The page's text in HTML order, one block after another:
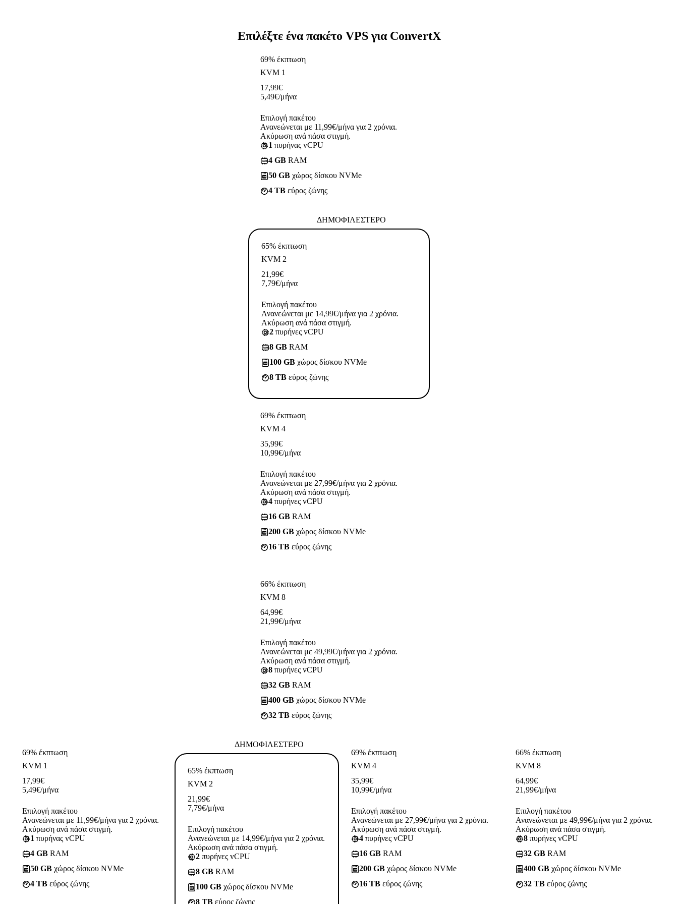
Επιλέξτε ένα πακέτο VPS για ConvertX
69% έκπτωση
KVM 1
17,99€
5,49€/μήνα
Επιλογή πακέτου
Ανανεώνεται με 11,99€/μήνα για 2 χρόνια.
Ακύρωση ανά πάσα στιγμή.
1 πυρήνας vCPU
4 GB RAM
50 GB χώρος δίσκου NVMe
4 TB εύρος ζώνης
ΔΗΜΟΦΙΛΈΣΤΕΡΟ
65% έκπτωση
KVM 2
21,99€
7,79€/μήνα
Επιλογή πακέτου
Ανανεώνεται με 14,99€/μήνα για 2 χρόνια.
Ακύρωση ανά πάσα στιγμή.
2 πυρήνες vCPU
8 GB RAM
100 GB χώρος δίσκου NVMe
8 TB εύρος ζώνης
69% έκπτωση
KVM 4
35,99€
10,99€/μήνα
Επιλογή πακέτου
Ανανεώνεται με 27,99€/μήνα για 2 χρόνια.
Ακύρωση ανά πάσα στιγμή.
4 πυρήνες vCPU
16 GB RAM
200 GB χώρος δίσκου NVMe
16 TB εύρος ζώνης
66% έκπτωση
KVM 8
64,99€
21,99€/μήνα
Επιλογή πακέτου
Ανανεώνεται με 49,99€/μήνα για 2 χρόνια.
Ακύρωση ανά πάσα στιγμή.
8 πυρήνες vCPU
32 GB RAM
400 GB χώρος δίσκου NVMe
32 TB εύρος ζώνης
69% έκπτωση
KVM 1
17,99€
5,49€/μήνα
Επιλογή πακέτου
Ανανεώνεται με 11,99€/μήνα για 2 χρόνια.
Ακύρωση ανά πάσα στιγμή.
1 πυρήνας vCPU
4 GB RAM
50 GB χώρος δίσκου NVMe
4 TB εύρος ζώνης
ΔΗΜΟΦΙΛΈΣΤΕΡΟ
65% έκπτωση
KVM 2
21,99€
7,79€/μήνα
Επιλογή πακέτου
Ανανεώνεται με 14,99€/μήνα για 2 χρόνια.
Ακύρωση ανά πάσα στιγμή.
2 πυρήνες vCPU
8 GB RAM
100 GB χώρος δίσκου NVMe
8 TB εύρος ζώνης
69% έκπτωση
KVM 4
35,99€
10,99€/μήνα
Επιλογή πακέτου
Ανανεώνεται με 27,99€/μήνα για 2 χρόνια.
Ακύρωση ανά πάσα στιγμή.
4 πυρήνες vCPU
16 GB RAM
200 GB χώρος δίσκου NVMe
16 TB εύρος ζώνης
66% έκπτωση
KVM 8
64,99€
21,99€/μήνα
Επιλογή πακέτου
Ανανεώνεται με 49,99€/μήνα για 2 χρόνια.
Ακύρωση ανά πάσα στιγμή.
8 πυρήνες vCPU
32 GB RAM
400 GB χώρος δίσκου NVMe
32 TB εύρος ζώνης